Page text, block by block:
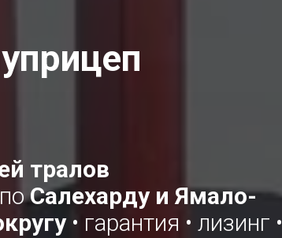
тралов
Салехарду и Ямало-
• гарантия • лизинг •